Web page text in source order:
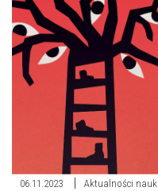
06.11.2023 Aktualności